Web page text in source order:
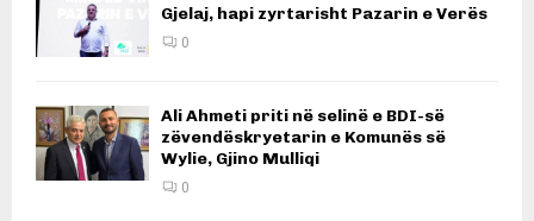
Gjelaj, hapi zyrtarisht Pazarin e Verës
0
Ali Ahmeti priti në selinë e BDI-së
zëvendëskryetarin e Komunës së
Wylie, Gjino Mulliqi
0